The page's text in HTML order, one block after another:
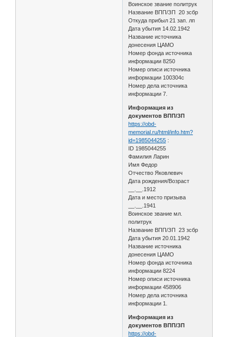
Воинское звание политрук
Название ВПП/ЗП 20 зсбр
Откуда прибыл 21 зап. лп
Дата убытия 14.02.1942
Название источника
донесения ЦАМО
Номер фонда источника
информации 8250
Номер описи источника
информации 100304с
Номер дела источника
информации 7.
Информация из
документов ВПП/ЗП
https://obd-
memorial.ru/html/info.htm?
id=1985044255 :
ID 1985044255
Фамилия Ларин
Имя Федор
Отчество Яковлевич
Дата рождения/Возраст
__.__.1912
Дата и место призыва
__.__.1941
Воинское звание мл.
политрук
Название ВПП/ЗП 23 зсбр
Дата убытия 20.01.1942
Название источника
донесения ЦАМО
Номер фонда источника
информации 8224
Номер описи источника
информации 458906
Номер дела источника
информации 1.
Информация из
документов ВПП/ЗП
https://obd-